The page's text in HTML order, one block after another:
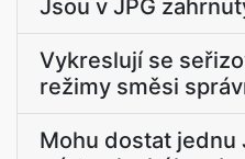
Jsou v JPG
Vykreslují se
režimy směsi
Mohu dostat jednu